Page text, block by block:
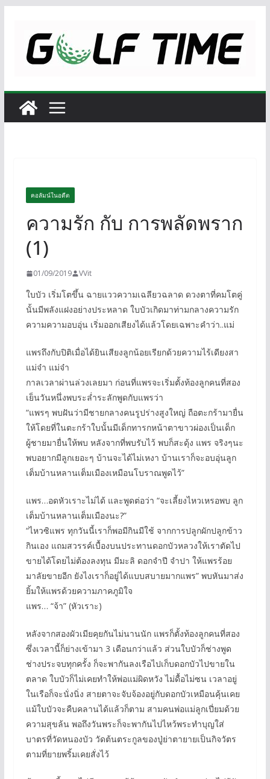
content
คอลัมน์ในอดีต
ความรัก กับ การพลัดพราก
(1)
01/09/2019 VVit
ใบบัว เริ่มโตขึ้น ฉายแววความเฉลียวฉลาด ดวงตาที่คมโตคู่
นั้นมีพลังแฝงอย่างประหลาด ใบบัวเกิดมาท่ามกลางความรัก
ความความอบอุ่น เริ่มออกเสียงได้แล้วโดยเฉพาะคำว่า..แม่
แพรถึงกับปิติเมื่อได้ยินเสียงลูกน้อยเรียกด้วยความไร้เดียงสา
แม่จ๋า แม่จ๋า
กาลเวลาผ่านล่วงเลยมา ก่อนที่แพรจะเริ่มตั้งท้องลูกคนที่สอง
เย็นวันหนึ่งพบระล่ำระลักพูดกับแพรว่า
“แพรๆ พบฝันว่ามีชายกลางคนรูปร่างสูงใหญ่ ถือตะกร้ามายื่น
ให้โดยที่ในตะกร้าใบนั้นมีเด็กทารกหน้าตาขาวผ่องเป็นเด็ก
ผู้ชายมายื่นให้พบ หลังจากที่พบรับไว้ พบก็สะดุ้ง แพร จริงๆนะ
พบอยากมีลูกเยอะๆ บ้านจะได้ไม่เหงา บ้านเราก็จะอบอุ่นลูก
เต็มบ้านหลานเต็มเมืองเหมือนโบราณพูดไว้”
แพร…อดหัวเราะไม่ได้ และพูดต่อว่า “จะเลี้ยงไหวเหรอพบ ลูก
เต็มบ้านหลานเต็มเมืองนะ?”
“ไหวซิแพร ทุกวันนี้เราก็พอมีกินมีใช้ จากการปลูกผักปลูกข้าว
กินเอง แถมสวรรค์เบื้องบนประทานดอกบัวหลวงให้เราตัดไป
ขายได้โดยไม่ต้องลงทุน มีมะลิ ดอกจำปี จำปา ให้แพรร้อย
มาลัยขายอีก ยังไงเราก็อยู่ได้แบบสบายมากแพร” พบหันมาส่ง
ยิ้มให้แพรด้วยความภาคภูมิใจ
แพร… “จ้า” (หัวเราะ)
หลังจากสองผัวเมียคุยกันไม่นานนัก แพรก็ตั้งท้องลูกคนที่สอง
ซึ่งเวลานี้ก็ย่างเข้ามา 3 เดือนกว่าแล้ว ส่วนใบบัวก็ช่างพูด
ช่างประจบทุกครั้ง ก็จะพากันลงเรือไปเก็บดอกบัวไปขายใน
ตลาด ใบบัวก็ไม่เคยทำให้พ่อแม่ผิดหวัง ไม่ดื้อไม่ซน เวลาอยู่
ในเรือก็จะนั่งนิ่ง สายตาจะจับจ้องอยู่กับดอกบัวเหมือนคุ้นเคย
แม้ใบบัวจะคืบคลานได้แล้วก็ตาม สามคนพ่อแม่ลูกเปี่ยมด้วย
ความสุขล้น พอถึงวันพระก็จะพากันไปไหว้พระทำบุญใส่
บาตรที่วัดหนองบัว วัดต้นตระกูลของปู่ย่าตายายเป็นกิจวัตร
ตามที่ยายพริ้มเคยสั่งไว้